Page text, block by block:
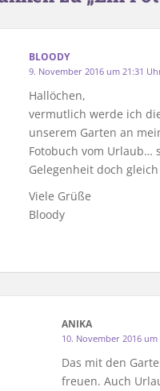
BLOODY
9. November 2016 um 21:31
Hallöchen,
vermutlich werde ich
unserem Garten an
Fotobuch vom Urlaub…
Gelegenheit doch
Viele Grüße
Bloody
ANIKA
10. November 2016
Das mit den
freuen. Auch